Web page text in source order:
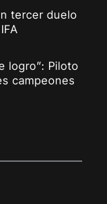
tercer duelo
logro”: Piloto
campeones